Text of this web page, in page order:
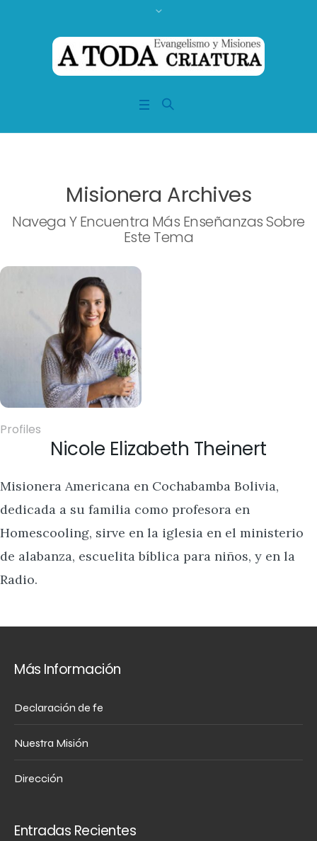
Misionera Archives
Navega Y Encuentra Más Enseñanzas Sobre
Este Tema
Profiles
Nicole Elizabeth Theinert
Misionera Americana en Cochabamba Bolivia,
dedicada a su familia como profesora en
Homescooling, sirve en la iglesia en el ministerio
de alabanza, escuelita bíblica para niños, y en la
Radio.
Más Información
Declaración de fe
Nuestra Misión
Dirección
Entradas Recientes